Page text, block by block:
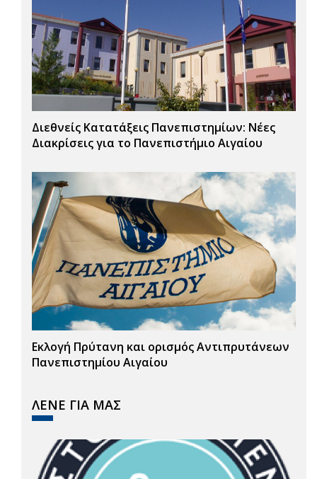
Διεθνείς Κατατάξεις Πανεπιστημίων: Νέες
Διακρίσεις για το Πανεπιστήμιο Αιγαίου
Εκλογή Πρύτανη και ορισμός Αντιπρυτάνεων
Πανεπιστημίου Αιγαίου
ΛΕΝΕ ΓΙΑ ΜΑΣ